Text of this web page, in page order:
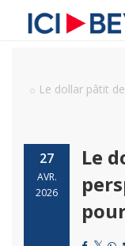
Le dollar pâtit
27
AVR.
2026
Le